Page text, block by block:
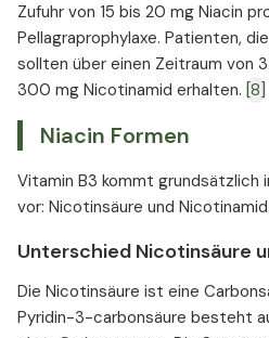
Zufuhr von 15 bis 20 mg Niacin
Pellagraprophylaxe. Patienten,
sollten über einen Zeitraum von
300 mg Nicotinamid erhalten. [8]
Niacin Formen
Vitamin B3 kommt grundsätzlich
vor: Nicotinsäure und Nicotinamid.
Unterschied Nicotinsäure
Die Nicotinsäure ist eine
Pyridin-3-carbonsäure besteht